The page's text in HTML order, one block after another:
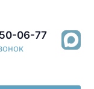
06-77